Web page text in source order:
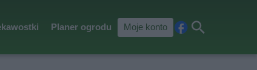
Planer ogrodu Moje konto
cebkaj